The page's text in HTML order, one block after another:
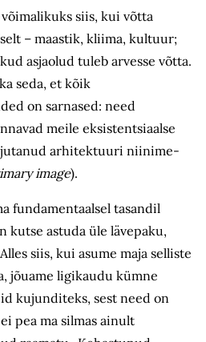
siis, kui võtta
– maastik, kliima, kultuur;
asjaolud tuleb arvesse võtta.
seda, et kõik
on sarnased: need
meile eksistentsiaalse
arhitektuuri nii­­nime­
image).
fundamentaalsel tasandil
kutse astuda üle lävepaku,
siis, kui asume maja selliste
jõuame ligikaudu kümne
kujunditeks, sest need on
pea ma silmas ainult